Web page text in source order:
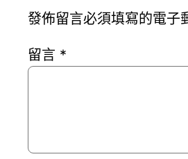
發佈留言必須填寫的電子
留言 *